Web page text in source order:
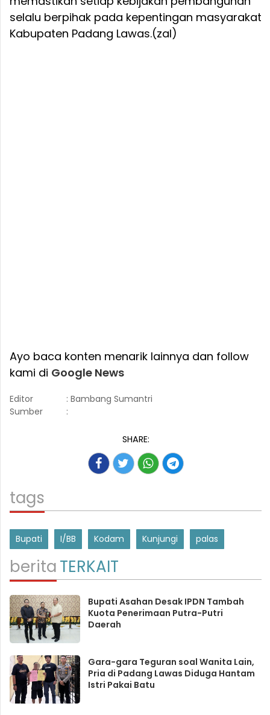
selalu berpihak pada kepentingan masyarakat
Kabupaten Padang Lawas.(zal)
Ayo baca konten menarik lainnya dan follow
kami di Google News
Editor
: Bambang Sumantri
Sumber
:
SHARE:
tags
Bupati I/BB Kodam Kunjungi palas
beritaTERKAIT
Bupati Asahan Desak IPDN Tambah
Kuota Penerimaan Putra-Putri
Daerah
Gara-gara Teguran soal Wanita Lain,
Pria di Padang Lawas Diduga Hantam
Istri Pakai Batu